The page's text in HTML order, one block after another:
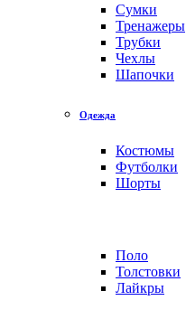
Сумки
Тренажеры
Трубки
Чехлы
Шапочки
Одежда
Костюмы
Футболки
Шорты
Поло
Толстовки
Лайкры